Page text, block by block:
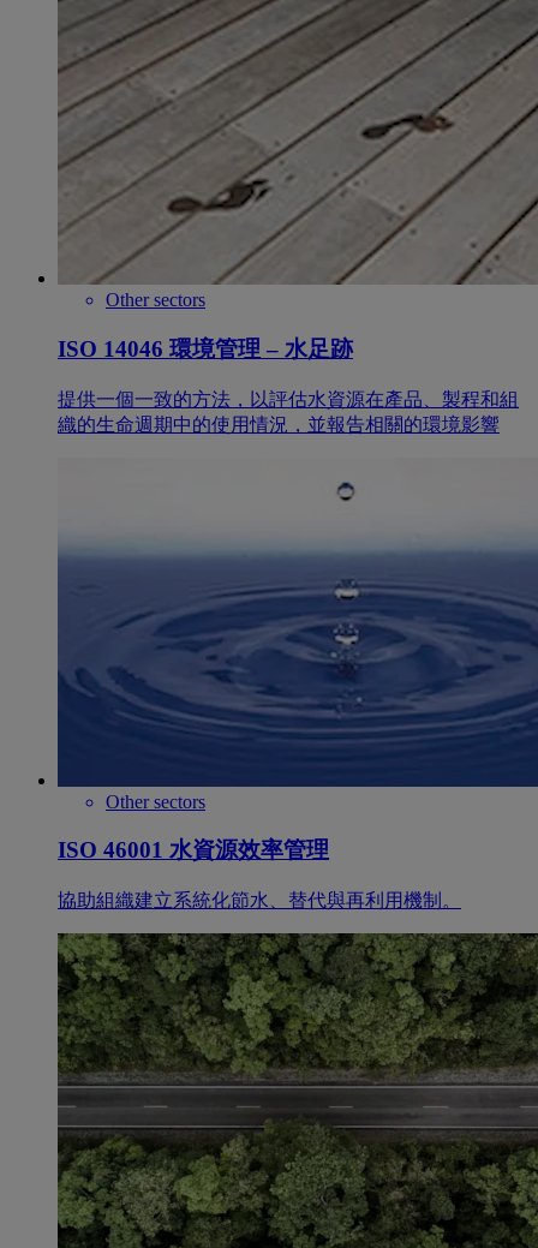
Other sectors
ISO 14046 環境管理 – 水足跡
提供一個一致的方法，以評估水資源在產品、製程和組
織的生命週期中的使用情況，並報告相關的環境影響
Other sectors
ISO 46001 水資源效率管理
協助組織建立系統化節水、替代與再利用機制。